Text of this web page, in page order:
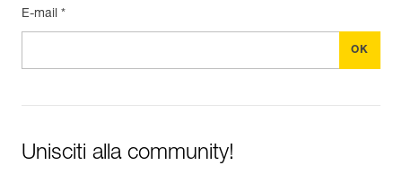
E-mail *
Unisciti alla community!